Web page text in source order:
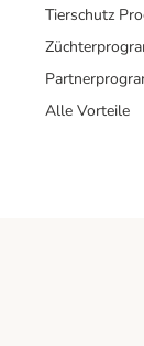
Tierschutz
Alle Vorteile